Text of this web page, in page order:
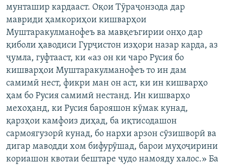
Ҳамаи сомонаҳои RFE/RL
мунташир кардааст. Оқои Тӯраҷонзода дар
мавриди ҳамкориҳои кишварҳои
Муштаракулманофеъ ва мавқеъгирии онҳо дар
қиболи ҳаводиси Гурҷистон изҳори назар карда, аз
ҷумла, гуфтааст, ки «аз он ки чаро Русия бо
кишварҳои Муштаракулманофеъ то ин дам
самимӣ нест, фикри ман он аст, ки ин кишварҳо
ҳам бо Русия самимӣ нестанд. Ин кишварҳо
мехоҳанд, ки Русия барояшон кӯмак кунад,
қарзҳои камфоиз диҳад, ба иқтисодашон
сармоягузорӣ кунад, бо нархи арзон сӯзишворӣ ва
дигар маводди хом бифурӯшад, барои муҳоҷирини
кориашон квотаи бештаре ҷудо намояду халос.» Ба